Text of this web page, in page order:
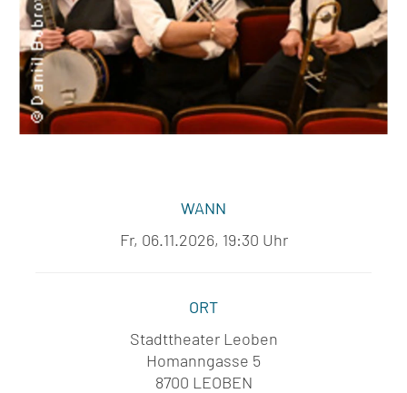
WANN
Fr, 06.11.2026, 19:30 Uhr
ORT
Stadttheater Leoben
Homanngasse 5
8700 LEOBEN